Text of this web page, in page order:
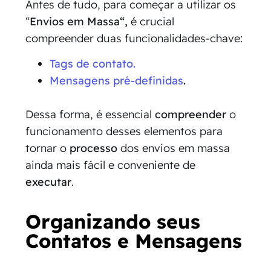
Antes de tudo, para começar a utilizar os
“Envios em Massa“, é crucial
compreender duas funcionalidades-chave:
Tags de contato.
Mensagens pré-definidas.
Dessa forma, é essencialcompreender o
funcionamento desses elementos para
tornar o processo dos envios em massa
ainda mais fácil e conveniente de
executar.
Organizando seus
Contatos e Mensagens